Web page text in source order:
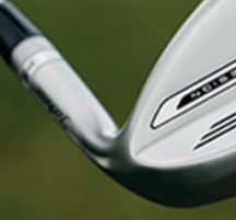
MATÉRIEL
Pourquoi lubrifier vos
27 AVRIL 2026